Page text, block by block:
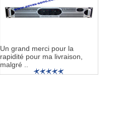
Un grand merci pour la
rapidité pour ma livraison,
malgré ..